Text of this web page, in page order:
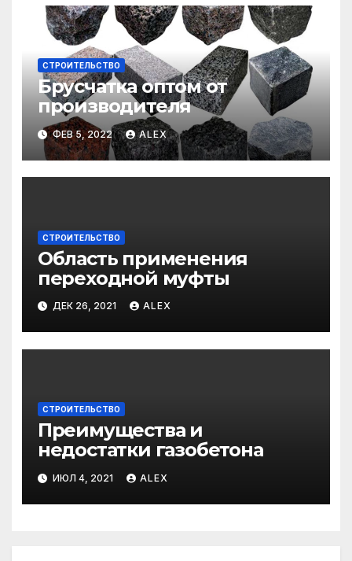
СТРОИТЕЛЬСТВО
Брусчатка оптом от
производителя
ФЕВ 5, 2022 ALEX
СТРОИТЕЛЬСТВО
Область применения
переходной муфты
ДЕК 26, 2021 ALEX
СТРОИТЕЛЬСТВО
Преимущества и
недостатки газобетона
ИЮЛ 4, 2021 ALEX